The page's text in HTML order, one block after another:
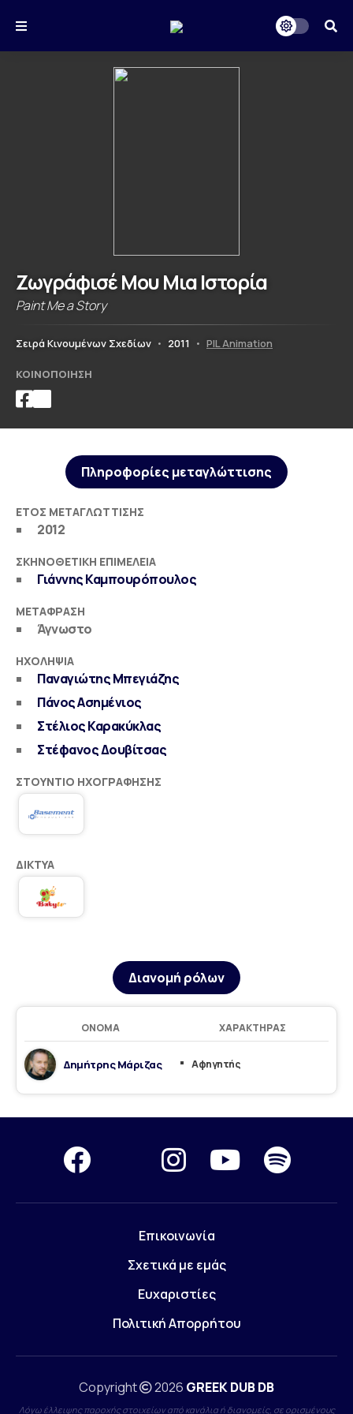
Ζωγράφισέ Μου Μια Ιστορία
Paint Me a Story
Σειρά Κινουμένων Σχεδίων • 2011 • PIL Animation
ΚΟΙΝΟΠΟΊΗΣΗ
Πληροφορίες μεταγλώττισης
ΈΤΟΣ ΜΕΤΑΓΛΏΤΤΙΣΗΣ
2012
ΣΚΗΝΟΘΕΤΙΚΉ ΕΠΙΜΈΛΕΙΑ
Γιάννης Καμπουρόπουλος
ΜΕΤΆΦΡΑΣΗ
Άγνωστο
ΗΧΟΛΗΨΊΑ
Παναγιώτης Μπεγιάζης
Πάνος Ασημένιος
Στέλιος Καρακύκλας
Στέφανος Δουβίτσας
ΣΤΟΎΝΤΙΟ ΗΧΟΓΡΆΦΗΣΗΣ
ΔΊΚΤΥΑ
Διανομή ρόλων
ΌΝΟΜΑ ΧΑΡΑΚΤΉΡΑΣ
Δημήτρης Μάριζας Αφηγητής
Επικοινωνία
Σχετικά με εμάς
Ευχαριστίες
Πολιτική Απορρήτου
Copyright 2026 GREEK DUB DB
Λόγω έλλειψης παροχής στοιχείων από κανάλια ή διανομείς, σε ορισμένους